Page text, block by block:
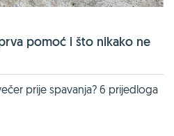
pomoć i što nikako ne
prije spavanja? 6 prijedloga